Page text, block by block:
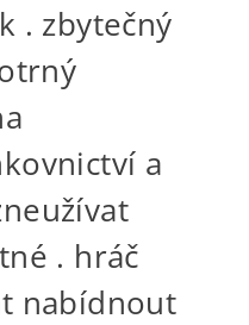
. zbytečný
a
. hráč
nabídnout